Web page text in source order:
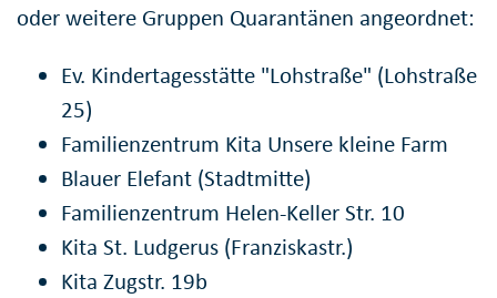
oder weitere Gruppen Quarantänen angeordnet:
Ev. Kindertagesstätte "Lohstraße" (Lohstraße
25)
Familienzentrum Kita Unsere kleine Farm
Blauer Elefant (Stadtmitte)
Familienzentrum Helen-Keller Str. 10
Kita St. Ludgerus (Franziskastr.)
Kita Zugstr. 19b